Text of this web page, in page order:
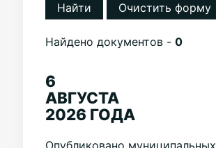
Найти Очистить форму
Найдено документов - 0
6
АВГУСТА
2026 ГОДА